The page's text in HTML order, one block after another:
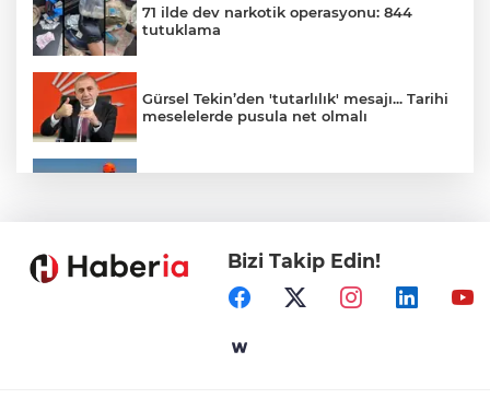
71 ilde dev narkotik operasyonu: 844
tutuklama
Gürsel Tekin’den 'tutarlılık' mesajı... Tarihi
meselelerde pusula net olmalı
Samsun’da Alaçam'a yeni yaşam alanı
Yapay zekada onlarca uygulamanın
Bizi Takip Edin!